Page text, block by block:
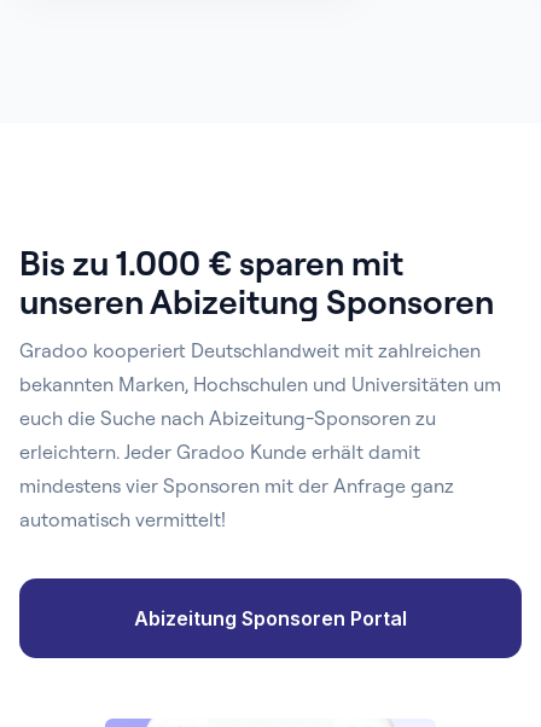
Bis zu 1.000 € sparen mit
unseren Abizeitung Sponsoren
Gradoo kooperiert Deutschlandweit mit zahlreichen
bekannten Marken, Hochschulen und Universitäten um
euch die Suche nach Abizeitung-Sponsoren zu
erleichtern. Jeder Gradoo Kunde erhält damit
mindestens vier Sponsoren mit der Anfrage ganz
automatisch vermittelt!
Abizeitung Sponsoren Portal